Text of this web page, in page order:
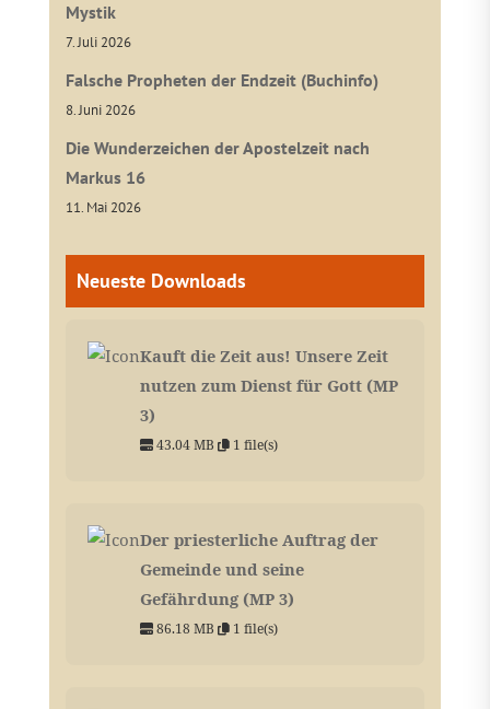
Mystik
7. Juli 2026
Falsche Propheten der Endzeit (Buchinfo)
8. Juni 2026
Die Wunderzeichen der Apostelzeit nach
Markus 16
11. Mai 2026
Neueste Downloads
Kauft die Zeit aus! Unsere Zeit
nutzen zum Dienst für Gott (MP
3)
43.04 MB 1 file(s)
Der priesterliche Auftrag der
Gemeinde und seine
Gefährdung (MP 3)
86.18 MB 1 file(s)